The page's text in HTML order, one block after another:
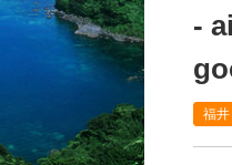
-
福井